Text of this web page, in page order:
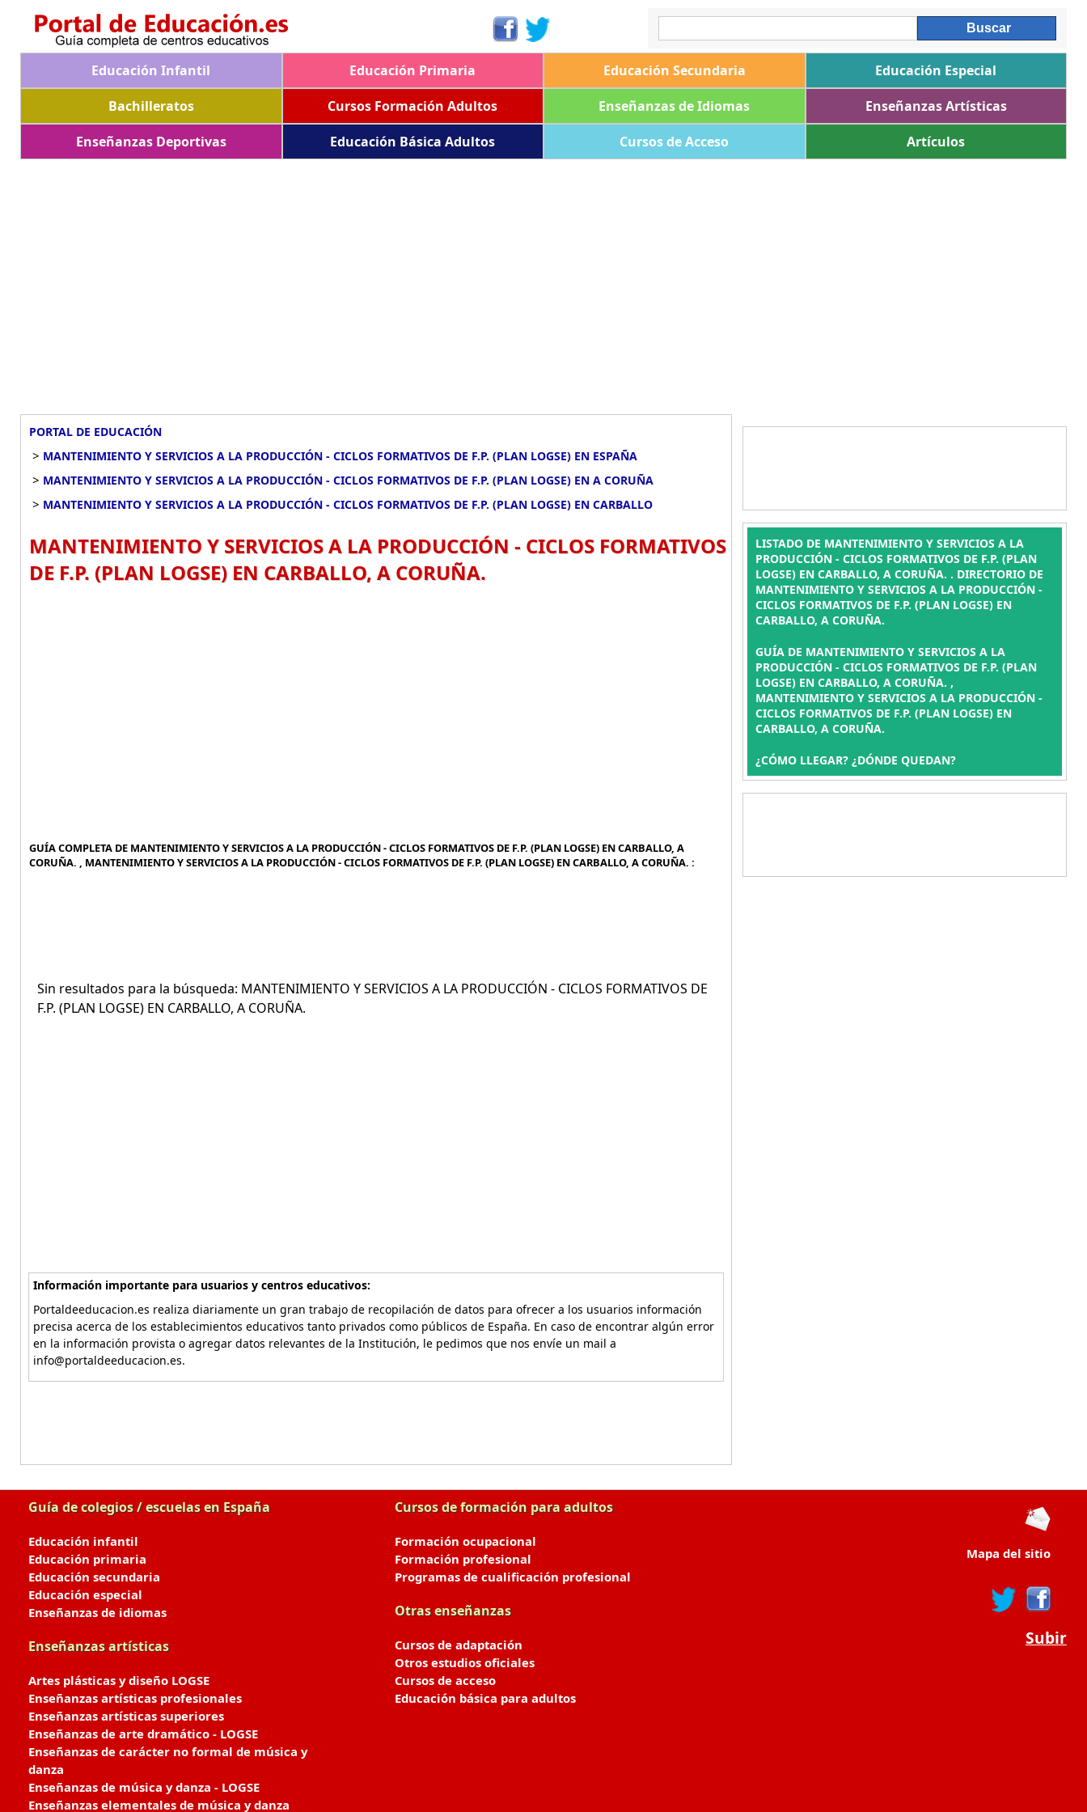
Educación Infantil Educación Primaria Educación Secundaria
Educación Especial
Bachilleratos
Cursos Formación Adultos Enseñanzas de Idiomas
Enseñanzas Artísticas
Enseñanzas Deportivas
Educación Básica Adultos Cursos de Acceso Artículos
PORTAL DE EDUCACIÓN
> MANTENIMIENTO Y SERVICIOS A LA PRODUCCIÓN - CICLOS FORMATIVOS DE F.P. (PLAN LOGSE) EN ESPAÑA
> MANTENIMIENTO Y SERVICIOS A LA PRODUCCIÓN - CICLOS FORMATIVOS DE F.P. (PLAN LOGSE) EN A CORUÑA
> MANTENIMIENTO Y SERVICIOS A LA PRODUCCIÓN - CICLOS FORMATIVOS DE F.P. (PLAN LOGSE) EN CARBALLO
MANTENIMIENTO Y SERVICIOS A LA PRODUCCIÓN - CICLOS FORMATIVOS
DE F.P. (PLAN LOGSE) EN CARBALLO, A CORUÑA.
GUÍA COMPLETA DE MANTENIMIENTO Y SERVICIOS A LA PRODUCCIÓN - CICLOS FORMATIVOS DE F.P. (PLAN LOGSE) EN CARBALLO, A
CORUÑA. , MANTENIMIENTO Y SERVICIOS A LA PRODUCCIÓN - CICLOS FORMATIVOS DE F.P. (PLAN LOGSE) EN CARBALLO, A CORUÑA. :
Sin resultados para la búsqueda: MANTENIMIENTO Y SERVICIOS A LA PRODUCCIÓN - CICLOS FORMATIVOS DE
F.P. (PLAN LOGSE) EN CARBALLO, A CORUÑA.
Información importante para usuarios y centros educativos:
Portaldeeducacion.es realiza diariamente un gran trabajo de recopilación de datos para ofrecer a los usuarios información
precisa acerca de los establecimientos educativos tanto privados como públicos de España. En caso de encontrar algún error
en la información provista o agregar datos relevantes de la Institución, le pedimos que nos envíe un mail a
info@portaldeeducacion.es.
LISTADO DE MANTENIMIENTO Y SERVICIOS A LA
PRODUCCIÓN - CICLOS FORMATIVOS DE F.P. (PLAN
LOGSE) EN CARBALLO, A CORUÑA. . DIRECTORIO DE
MANTENIMIENTO Y SERVICIOS A LA PRODUCCIÓN -
CICLOS FORMATIVOS DE F.P. (PLAN LOGSE) EN
CARBALLO, A CORUÑA.
GUÍA DE MANTENIMIENTO Y SERVICIOS A LA
PRODUCCIÓN - CICLOS FORMATIVOS DE F.P. (PLAN
LOGSE) EN CARBALLO, A CORUÑA. ,
MANTENIMIENTO Y SERVICIOS A LA PRODUCCIÓN -
CICLOS FORMATIVOS DE F.P. (PLAN LOGSE) EN
CARBALLO, A CORUÑA.
¿CÓMO LLEGAR? ¿DÓNDE QUEDAN?
Guía de colegios / escuelas en España
Educación infantil
Educación primaria
Educación secundaria
Educación especial
Enseñanzas de idiomas
Enseñanzas artísticas
Artes plásticas y diseño LOGSE
Enseñanzas artísticas profesionales
Enseñanzas artísticas superiores
Enseñanzas de arte dramático - LOGSE
Enseñanzas de carácter no formal de música y
danza
Enseñanzas de música y danza - LOGSE
Enseñanzas elementales de música y danza
Cursos de formación para adultos
Formación ocupacional
Formación profesional
Programas de cualificación profesional
Otras enseñanzas
Cursos de adaptación
Otros estudios oficiales
Cursos de acceso
Educación básica para adultos
Mapa del sitio
Subir